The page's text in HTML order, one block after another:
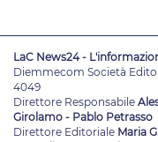
LaC News24 -
Diemmecom Società
4049
Direttore Responsabile
Girolamo - Pablo Petrasso
Direttore Editoriale Maria